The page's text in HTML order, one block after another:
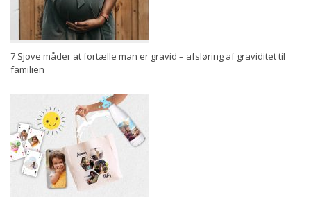
7 Sjove måder at fortælle man er gravid – afsløring af graviditet til
familien